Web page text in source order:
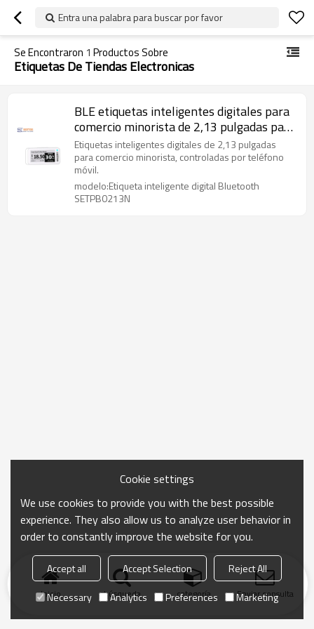
Entra una palabra para buscar por favor
Se Encontraron 1 Productos Sobre
Etiquetas De Tiendas Electronicas
BLE etiquetas inteligentes digitales para
comercio minorista de 2,13 pulgadas para
venta minorista
Etiquetas inteligentes digitales de 2,13 pulgadas
para comercio minorista, controladas por teléfono
móvil.
modelo:Etiqueta inteligente digital Bluetooth
SETPB0213N
Inicio búsqueda categoría Enviar consulta
Cookie settings
We use cookies to provide you with the best possible
experience. They also allow us to analyze user behavior in
order to constantly improve the website for you.
Accept all Accept Selection
Reject All
Necessary
Analytics Preferences Marketing